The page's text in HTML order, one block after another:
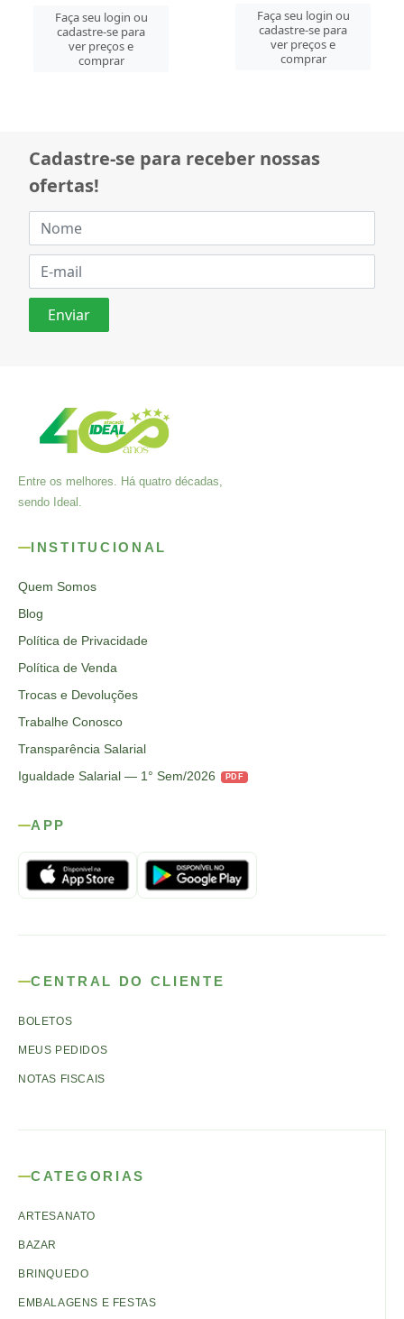
Faça seu login ou
cadastre-se para
ver preços e
comprar
Faça seu login ou
cadastre-se para
ver preços e
comprar
Cadastre-se para receber nossas
ofertas!
Entre os melhores. Há quatro décadas,
sendo Ideal.
INSTITUCIONAL
Quem Somos
Blog
Política de Privacidade
Política de Venda
Trocas e Devoluções
Trabalhe Conosco
Transparência Salarial
Igualdade Salarial — 1° Sem/2026
PDF
APP
CENTRAL DO CLIENTE
BOLETOS
MEUS PEDIDOS
NOTAS FISCAIS
CATEGORIAS
ARTESANATO
BAZAR
BRINQUEDO
EMBALAGENS E FESTAS